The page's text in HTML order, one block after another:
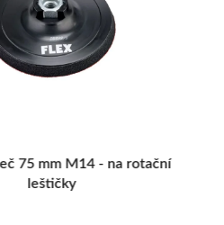
mm M14 - na rotační
leštičky